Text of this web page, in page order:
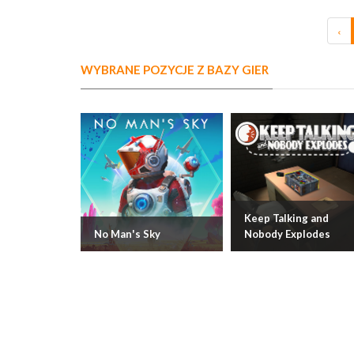
‹
WYBRANE POZYCJE Z BAZY GIER
No Man's Sky
Keep Talking and
Nobody Explodes